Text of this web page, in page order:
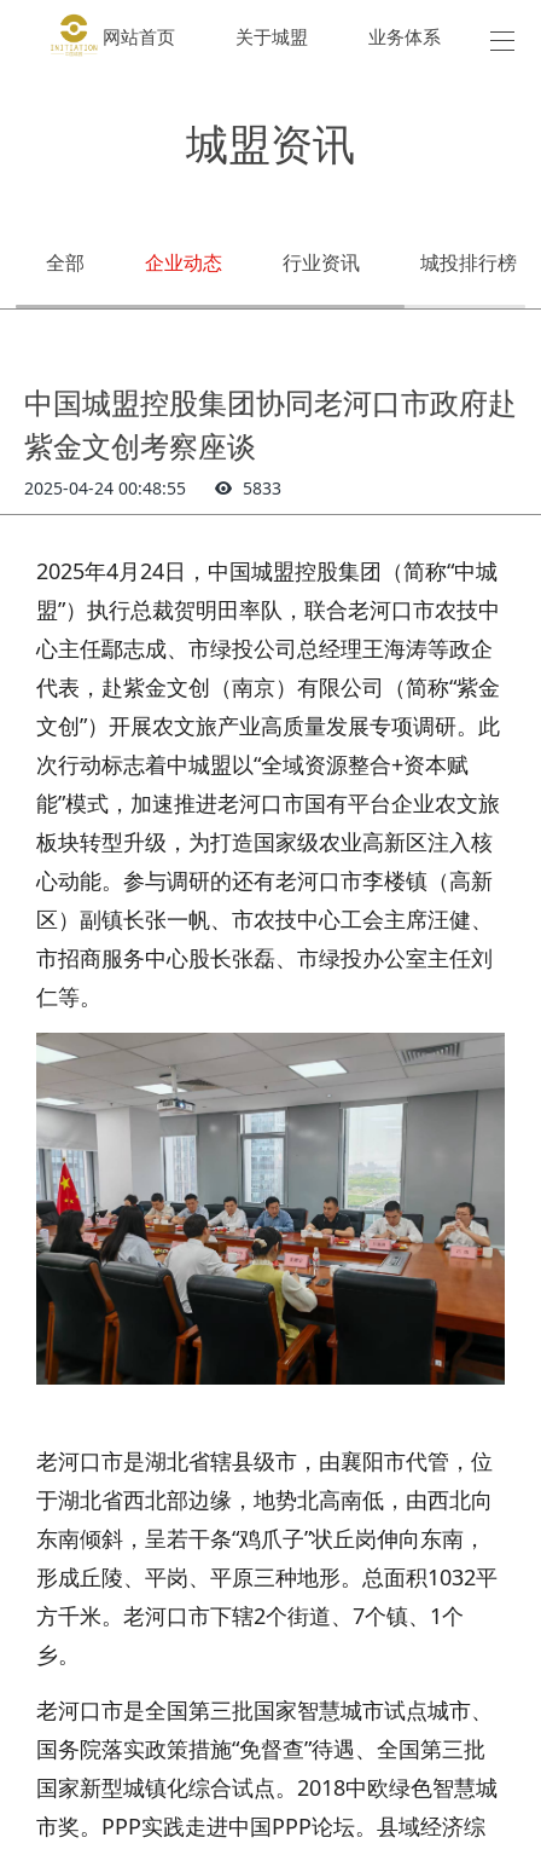
网站首页 关于城盟 业务体系 城
城盟资讯
全部 企业动态 行业资讯 城投排行榜
中国城盟控股集团协同老河口市政府赴
紫金文创考察座谈
2025-04-24 00:48:55 5833
2025年4月24日，中国城盟控股集团（简称“中城
盟”）执行总裁贺明田率队，联合老河口市农技中
心主任鄢志成、市绿投公司总经理王海涛等政企
代表，赴紫金文创（南京）有限公司（简称“紫金
文创”）开展农文旅产业高质量发展专项调研。此
次行动标志着中城盟以“全域资源整合+资本赋
能”模式，加速推进老河口市国有平台企业农文旅
板块转型升级，为打造国家级农业高新区注入核
心动能。参与调研的还有老河口市李楼镇（高新
区）副镇长张一帆、市农技中心工会主席汪健、
市招商服务中心股长张磊、市绿投办公室主任刘
仁等。
老河口市是湖北省辖县级市，由襄阳市代管，位
于湖北省西北部边缘，地势北高南低，由西北向
东南倾斜，呈若干条“鸡爪子”状丘岗伸向东南，
形成丘陵、平岗、平原三种地形。总面积1032平
方千米。老河口市下辖2个街道、7个镇、1个
乡。
老河口市是全国第三批国家智慧城市试点城市、
国务院落实政策措施“免督查”待遇、全国第三批
国家新型城镇化综合试点。2018中欧绿色智慧城
市奖。PPP实践走进中国PPP论坛。县域经济综